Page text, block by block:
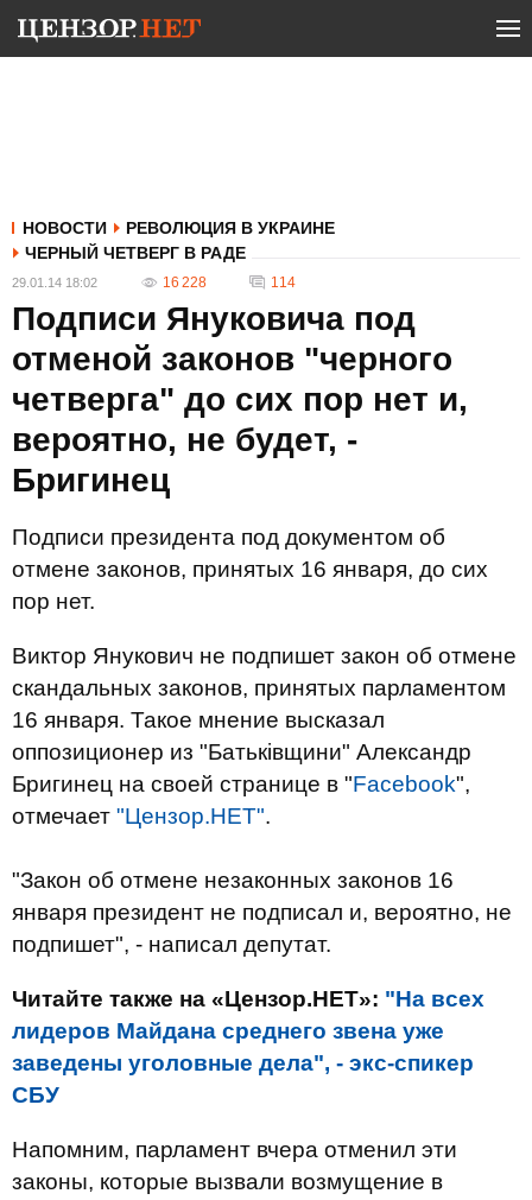
НОВОСТИ
РЕВОЛЮЦИЯ В УКРАИНЕ
ЧЕРНЫЙ ЧЕТВЕРГ В РАДЕ
29.01.14 18:02 16 228 114
Подписи Януковича под
отменой законов "черного
четверга" до сих пор нет и,
вероятно, не будет, -
Бригинец
Подписи президента под документом об
отмене законов, принятых 16 января, до сих
пор нет.
Виктор Янукович не подпишет закон об отмене
скандальных законов, принятых парламентом
16 января. Такое мнение высказал
оппозиционер из "Батьківщини" Александр
Бригинец на своей странице в "Facebook",
отмечает "Цензор.НЕТ".
"Закон об отмене незаконных законов 16
января президент не подписал и, вероятно, не
подпишет", - написал депутат.
Читайте также на «Цензор.НЕТ»: "На всех
лидеров Майдана среднего звена уже
заведены уголовные дела", - экс-спикер
СБУ
Напомним, парламент вчера отменил эти
законы, которые вызвали возмущение в